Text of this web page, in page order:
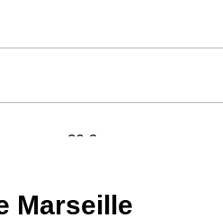
36 €
Marseille